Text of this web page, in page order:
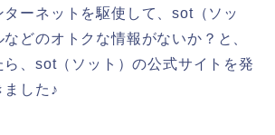
ーネットを駆使して、sot（ソッ
などのオトクな情報がないか？と、
、sot（ソット）の公式サイトを発
ました♪